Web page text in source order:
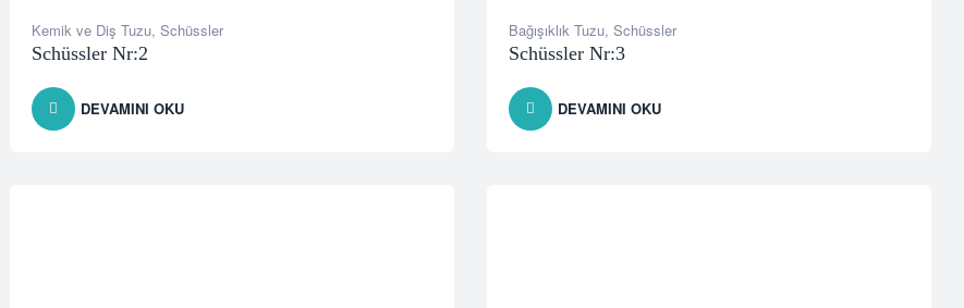
Kemik ve Diş Tuzu, Schüssler
Schüssler Nr:2
DEVAMINI OKU
Bağışıklık Tuzu, Schüssler
Schüssler Nr:3
DEVAMINI OKU